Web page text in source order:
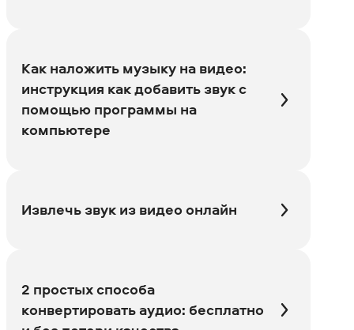
Как наложить музыку на видео:
инструкция как добавить звук с
помощью программы на
компьютере
Извлечь звук из видео онлайн
2 простых способа
конвертировать аудио: бесплатно